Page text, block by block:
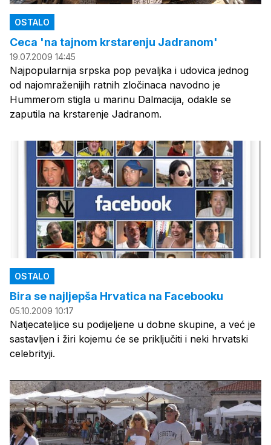
OSTALO
Ceca 'na tajnom krstarenju Jadranom'
19.07.2009 14:45
Najpopularnija srpska pop pevaljka i udovica jednog
od najomraženijih ratnih zločinaca navodno je
Hummerom stigla u marinu Dalmacija, odakle se
zaputila na krstarenje Jadranom.
OSTALO
Bira se najljepša Hrvatica na Facebooku
05.10.2009 10:17
Natjecateljice su podijeljene u dobne skupine, a već je
sastavljen i žiri kojemu će se priključiti i neki hrvatski
celebrityji.